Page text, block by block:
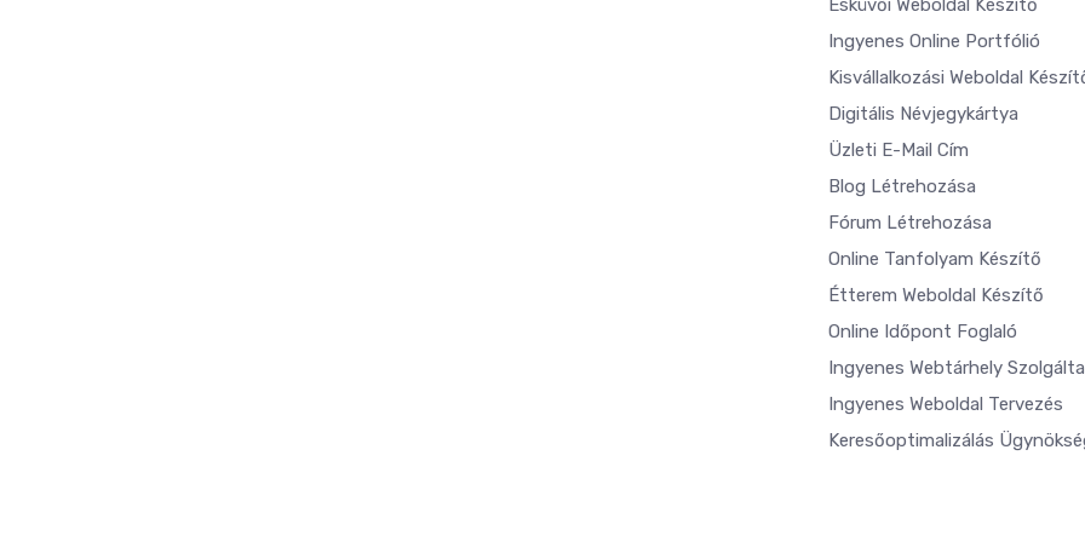
Esküvői Weboldal Készítő
Ingyenes Online Portfólió
Kisvállalkozási Weboldal
Digitális Névjegykártya
Üzleti E-Mail Cím
Blog Létrehozása
Fórum Létrehozása
Online Tanfolyam Készítő
Étterem Weboldal Készítő
Online Időpont Foglaló
Ingyenes Webtárhely
Ingyenes Weboldal Tervezés
Keresőoptimalizálás